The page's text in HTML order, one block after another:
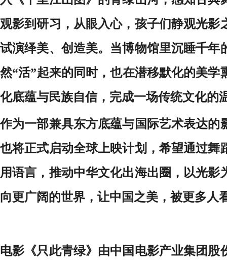
观影到研习，从眼入心，孩子们静观光影
试演绎美、创造美。当博物馆里沉睡千年
然“活”起来的同时，也在潜移默化的美学
化底蕴与民族自信，完成一场传统文化的
作为一部兼具东方底蕴与国际艺术表达的
也将正式启动全球上映计划，希望通过舞
用语言，推动中华文化出海出圈，以光影
向更广阔的世界，让中国之美，被更多人
电影《只此青绿》由中国电影产业集团股